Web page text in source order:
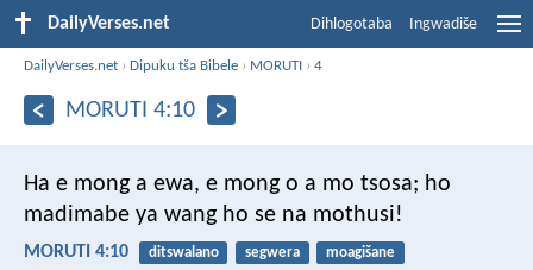
DailyVerses.net Dihlogotaba Ingwadiše
DailyVerses.net ›Dipuku tša Bibele › MORUTI ›4
MORUTI 4:10
Ha e mong a ewa, e mong o a mo tsosa; ho
madimabe ya wang ho se na mothusi!
MORUTI 4:10 ditswalano segwera moagišane